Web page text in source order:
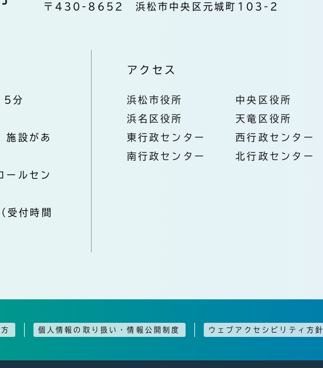
〒430-8652 浜松市中央区元城町103-2
分
施設があ
ールセン
付時間
アクセス
浜松市役所
中央区役所
浜名区役所
天竜区役所
東行政センター
西行政センター
南行政センター
北行政センター
個人情報の取り扱い・情報公開制度 ウェブアクセシビリティ方針